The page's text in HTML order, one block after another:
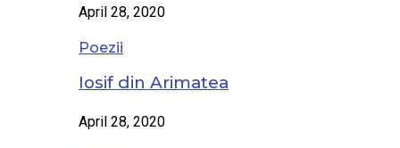
April 28, 2020
Poezii
Iosif din Arimatea
April 28, 2020